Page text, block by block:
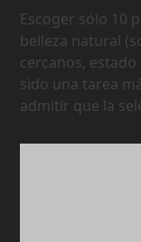
Escoger sólo 10
belleza natural
cercanos,
sido una tarea
admitir que la